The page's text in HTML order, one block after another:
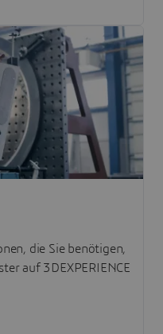
die Sie benötigen,
auf 3DEXPERIENCE